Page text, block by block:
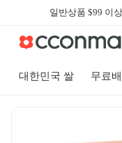
일반상품 $99 이
대한민국 쌀 무료